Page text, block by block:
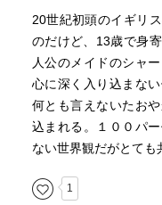
20世紀初頭のイギリ
のだけど、13歳で身
人公のメイドのシャ
心に深く入り込まな
何とも言えないたお
込まれる。１００パ
ない世界観だがとても
1